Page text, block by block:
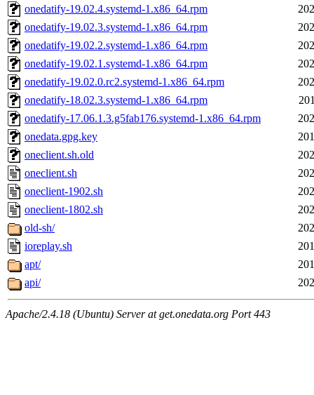
onedatify-19.02.4.systemd-1.x86_64.rpm
onedatify-19.02.3.systemd-1.x86_64.rpm
onedatify-19.02.2.systemd-1.x86_64.rpm
onedatify-19.02.1.systemd-1.x86_64.rpm
onedatify-19.02.0.rc2.systemd-1.x86_64.rpm
onedatify-18.02.3.systemd-1.x86_64.rpm
onedatify-17.06.1.3.g5fab176.systemd-1.x86_64.rpm
onedata.gpg.key
oneclient.sh.old
oneclient.sh
oneclient-1902.sh
oneclient-1802.sh
old-sh/
ioreplay.sh
apt/
api/
Apache/2.4.18 (Ubuntu) Server at get.onedata.org Port 443